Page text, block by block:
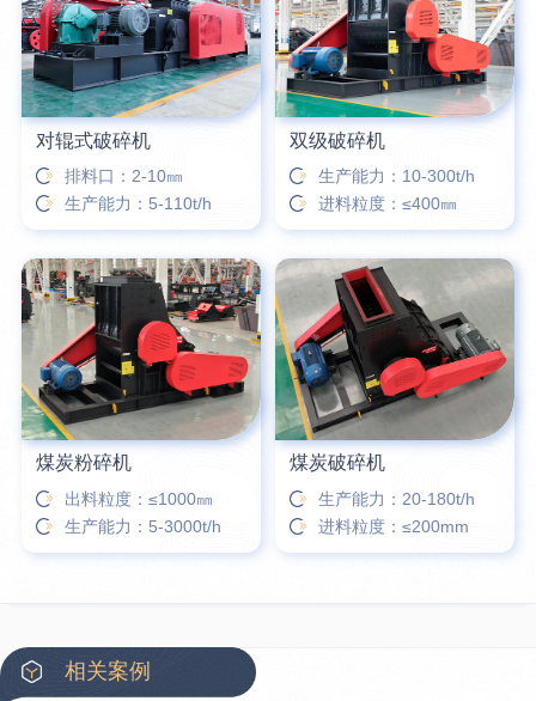
对辊式破碎机
排料口：2-10㎜
生产能力：5-110t/h
双级破碎机
生产能力：10-300t/h
进料粒度：≤400㎜
煤炭粉碎机
出料粒度：≤1000㎜
生产能力：5-3000t/h
煤炭破碎机
生产能力：20-180t/h
进料粒度：≤200mm
相关案例